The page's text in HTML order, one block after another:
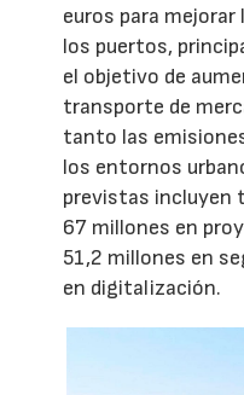
euros para
los puertos,
el objetivo de
transporte de
tanto las
los entornos
previstas incluyen
67 millones en
51,2 millones en
en digitalización.